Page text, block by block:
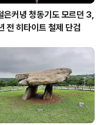
은커녕 청동기도 모르던 3,
전 히타이트 철제 단검